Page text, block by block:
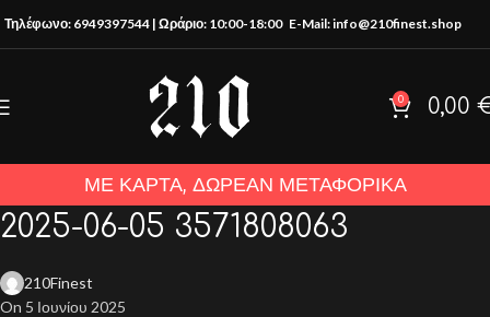
Τηλέφωνο: 6949397544 | Ωράριο: 10:00-18:00 E-Mail: info@210finest.shop
0 0,00
ΜΕ ΚΑΡΤΑ, ΔΩΡΕΑΝ ΜΕΤΑΦΟΡΙΚΑ
2025-06-05 3571808063
210Finest
On 5 Ιουνίου 2025